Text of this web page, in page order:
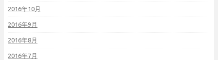
2016年10月
2016年9月
2016年8月
2016年7月